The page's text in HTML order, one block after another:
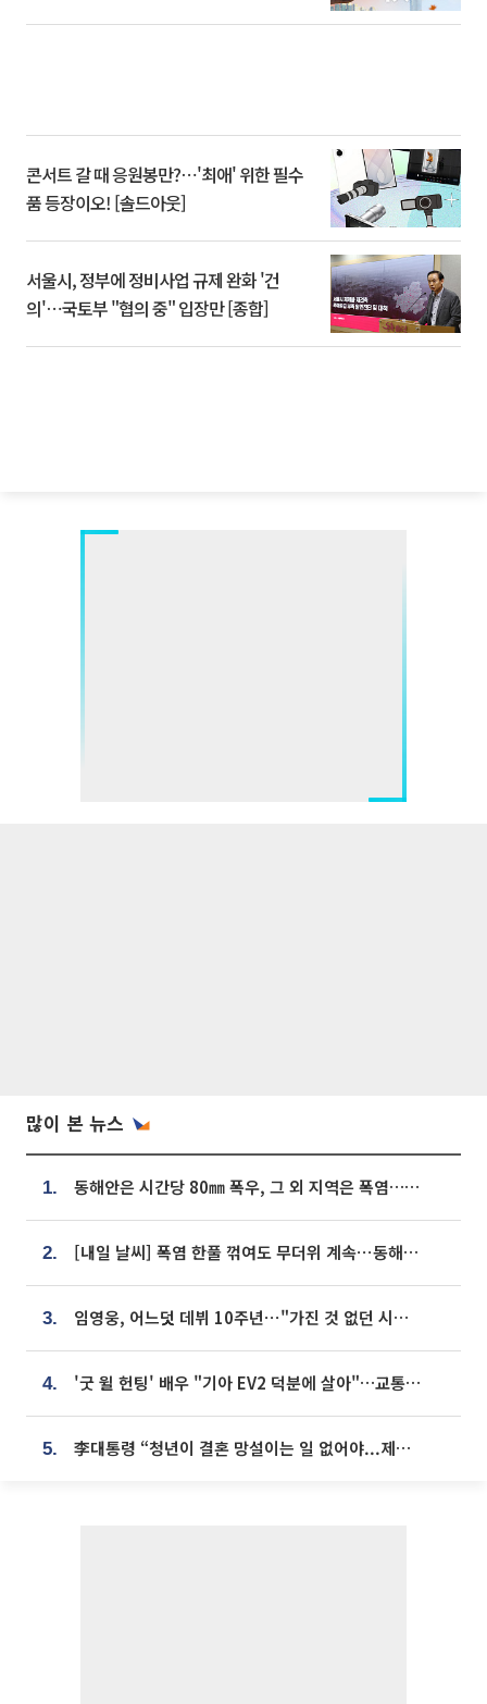
콘서트 갈 때 응원봉만?⋯'최애' 위한 필수
품 등장이오! [솔드아웃]
서울시, 정부에 정비사업 규제 완화 '건
의'⋯국토부 "협의 중" 입장만 [종합]
많이 본 뉴스
1. 동해안은 시간당 80㎜ 폭우, 그 외 지역은 폭염…‘극과 극 날씨’
2. [내일 날씨] 폭염 한풀 꺾여도 무더위 계속⋯동해안 이틀 연속 비
3. 임영웅, 어느덧 데뷔 10주년⋯"가진 것 없던 시절, 내 앞엔 20명의 팬뿐"
4. '굿 윌 헌팅' 배우 "기아 EV2 덕분에 살아"…교통사고 후 안전성 극찬
5. 李대통령 “청년이 결혼 망설이는 일 없어야...제도상 불이익 조사”